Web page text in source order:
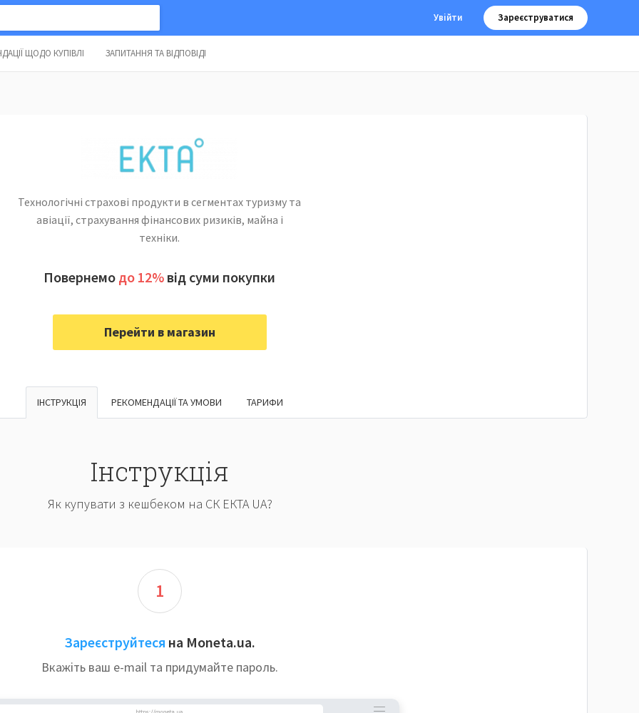
Увійти Зареєструватися
ЩОДО КУПІВЛІ ЗАПИТАННЯ ТА ВІДПОВІДІ
Технологічні страхові продукти в сегментах туризму та
авіації, страхування фінансових ризиків, майна і
техніки.
Повернемо до 12% від суми покупки
ІНСТРУКЦІЯ РЕКОМЕНДАЦІЇ ТА УМОВИ ТАРИФИ
Інструкція
Як купувати з кешбеком на СК ЕКТА UA?
1
Зареєструйтеся на Moneta.ua.
Вкажіть ваш e-mail та придумайте пароль.